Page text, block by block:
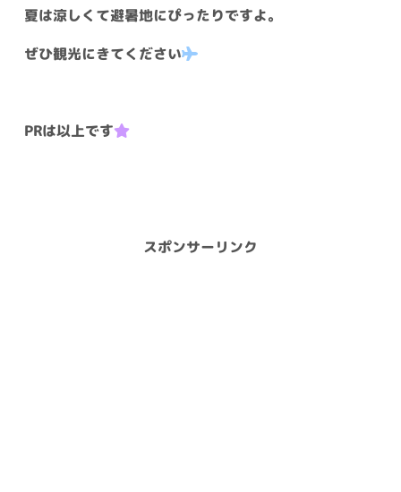
夏は涼しくて避暑地にぴったりですよ。
ぜひ観光にきてください
PRは以上です
スポンサーリンク